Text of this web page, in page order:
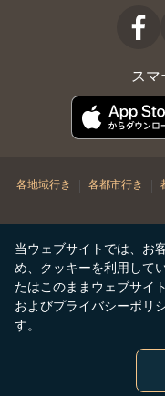
当ウェブサイトでは、お
め、クッキーを利用して
たはこのままウェブサイ
およびプライバシーポリ
す。
スマ
各地域行き | 各都市行き |